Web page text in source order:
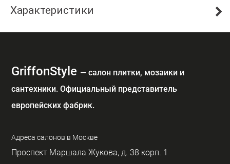
Характеристики
GriffonStyle — cалон плитки, мозаики и
сантехники. Официальный представитель
европейских фабрик.
Адреса салонов в Москве
Проспект Маршала Жукова, д. 38 корп. 1